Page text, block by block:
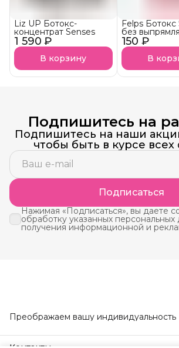
1 590 ₽
Liz UP Ботокс-
концентрат Senses
В корзину
150 ₽
Felps
без
эффекта
В
Подпишитесь на
Подпишитесь на наши
чтобы быть в курсе всех
Подписаться
Нажимая «Подписаться», вы даете
обработку указанных персональных
получения информационной и
Преображаем вашу индивидуальность